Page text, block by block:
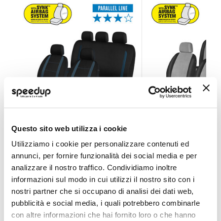
Questo sito web utilizza i cookie
Utilizziamo i cookie per personalizzare contenuti ed
annunci, per fornire funzionalità dei social media e per
analizzare il nostro traffico. Condividiamo inoltre
informazioni sul modo in cui utilizzi il nostro sito con i
nostri partner che si occupano di analisi dei dati web,
pubblicità e social media, i quali potrebbero combinarle
con altre informazioni che hai fornito loro o che hanno
NORRIS
Nero/blu Universale
59,40 €
CONSEGNA IN 48H Spedizione gratuita!
NORRIS
Nero/grigio Universale
64,35 €
CONSEGNA IN 48H